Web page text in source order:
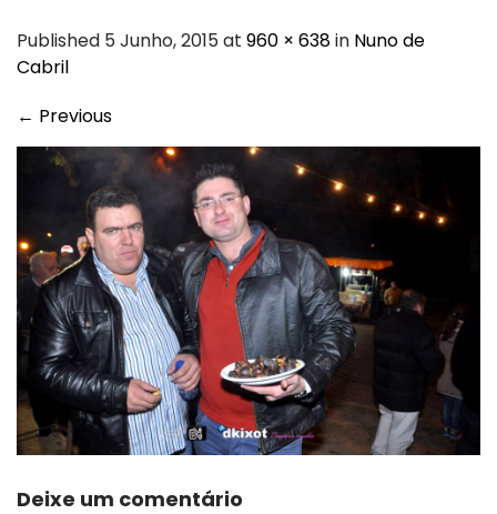
Published 5 Junho, 2015 at 960 × 638in Nuno de
Cabril
← Previous
Deixe um comentário